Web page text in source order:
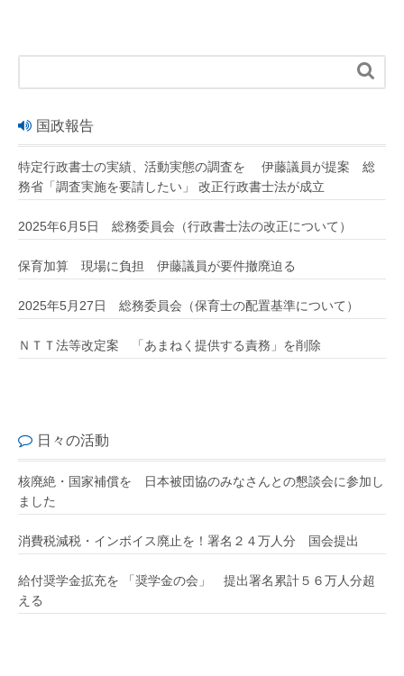

国政報告
特定行政書士の実績、活動実態の調査を 伊藤議員が提案 総
務省「調査実施を要請したい」 改正行政書士法が成立
2025年6月5日 総務委員会（行政書士法の改正について）
保育加算 現場に負担 伊藤議員が要件撤廃迫る
2025年5月27日 総務委員会（保育士の配置基準について）
ＮＴＴ法等改定案 「あまねく提供する責務」を削除
日々の活動
核廃絶・国家補償を 日本被団協のみなさんとの懇談会に参加し
ました
消費税減税・インボイス廃止を！署名２４万人分 国会提出
給付奨学金拡充を 「奨学金の会」 提出署名累計５６万人分超
える